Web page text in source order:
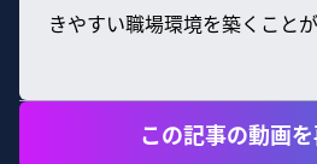
きやすい職場環境を築くこと
この記事の動画